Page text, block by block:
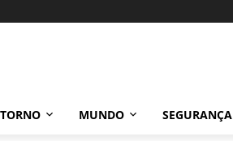
MUNDO SEGURANÇA